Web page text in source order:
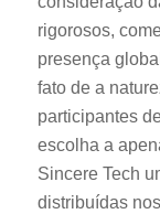
rigorosos,
presença
fato de a
participantes
escolha a
Sincere Tech
distribuídas